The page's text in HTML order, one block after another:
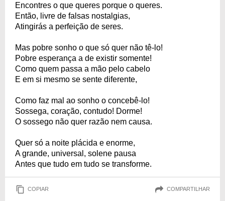
Encontres o que queres porque o queres.
Então, livre de falsas nostalgias,
Atingirás a perfeição de seres.
Mas pobre sonho o que só quer não tê-lo!
Pobre esperança a de existir somente!
Como quem passa a mão pelo cabelo
E em si mesmo se sente diferente,
Como faz mal ao sonho o concebê-lo!
Sossega, coração, contudo! Dorme!
O sossego não quer razão nem causa.
Quer só a noite plácida e enorme,
A grande, universal, solene pausa
Antes que tudo em tudo se transforme.
COPIAR COMPARTILHAR